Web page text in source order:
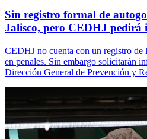
Sin registro formal de
Jalisco, pero CEDHJ pedirá
CEDHJ no cuenta con un registro de
en penales. Sin embargo solicitarán
Dirección General de Prevención y